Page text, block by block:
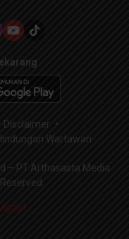
Disclaimer
Wartawan
– PT.Arthasasta Media